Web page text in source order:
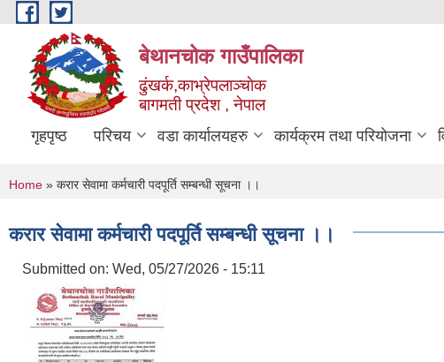
Skip to main content
बेथानचोक गाउँपालिका
ढुंखर्क,काभ्रेपलाञ्चाेक
बागमती प्रदेश , नेपाल
गृहपृष्ठ परिचय वडा कार्यालयहरु कार्यक्रम तथा परियोजना
You are here
Home » करार सेवामा कर्मचारी पदपूर्ति सम्बन्धी सूचना ।।
करार सेवामा कर्मचारी पदपूर्ति सम्बन्धी सूचना ।।
Submitted on: Wed, 05/27/2026 - 15:11